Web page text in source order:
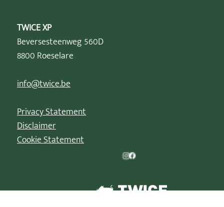
TWICE XP
Beversesteenweg 560D
8800 Roeselare
info@twice.be
Privacy Statement
Disclaimer
Cookie Statement